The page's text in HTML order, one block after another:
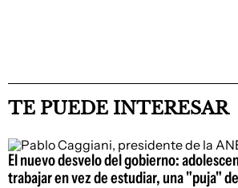
TE PUEDE INTERESAR
El nuevo desvelo del gobierno:
trabajar en vez de estudiar, una "puja"